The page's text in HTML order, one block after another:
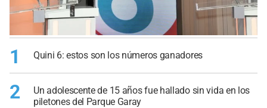
1 Quini 6: estos son los números ganadores
2
Un adolescente de 15 años fue hallado sin vida en los
piletones del Parque Garay